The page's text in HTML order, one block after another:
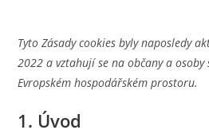
Tyto Zásady cookies byly naposledy
2022 a vztahují se na občany a
Evropském hospodářském prostoru.
1. Úvod